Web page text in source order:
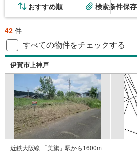
おすすめ順 検索条件保存
42 件
すべての物件をチェックする
伊賀市上神戸
近鉄大阪線 「美旗」駅から1600m